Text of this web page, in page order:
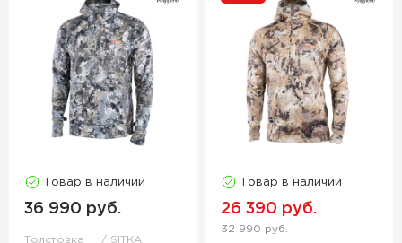
Товар в наличии
36 990 руб.
Толстовка SITKA
Товар в наличии
26 390 руб.
32 990 руб.